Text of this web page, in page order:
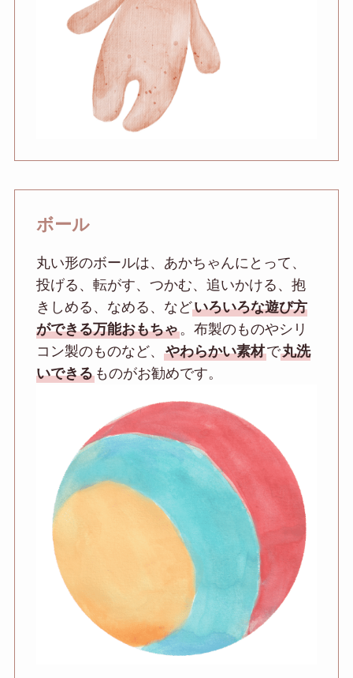
ボール
丸い形のボールは、あかちゃんにとって、
投げる、転がす、つかむ、追いかける、抱
きしめる、なめる、などいろいろな遊び方
ができる万能おもちゃ。布製のものやシリ
コン製のものなど、 やわらかい素材で丸洗
いできるものがお勧めです。